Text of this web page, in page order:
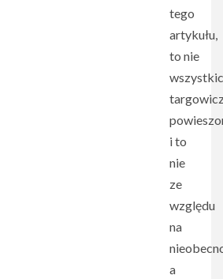
tego
artykułu,
to nie
i to
nie
ze
względu
na
a